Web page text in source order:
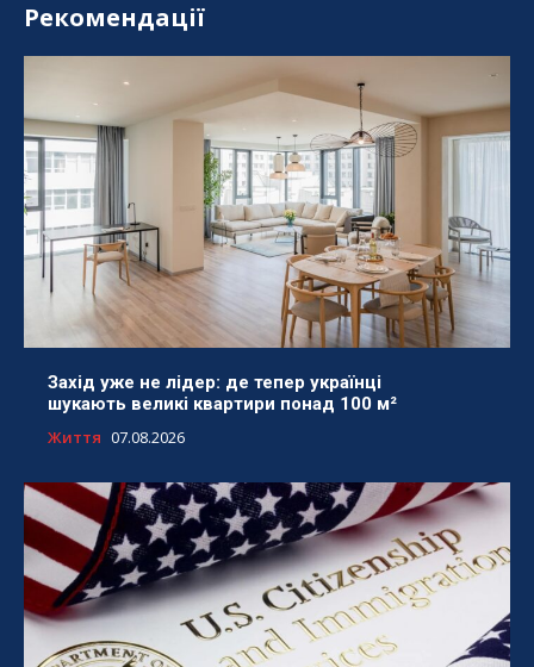
Рекомендації
Захід уже не лідер: де тепер українці
шукають великі квартири понад 100 м²
Життя 07.08.2026